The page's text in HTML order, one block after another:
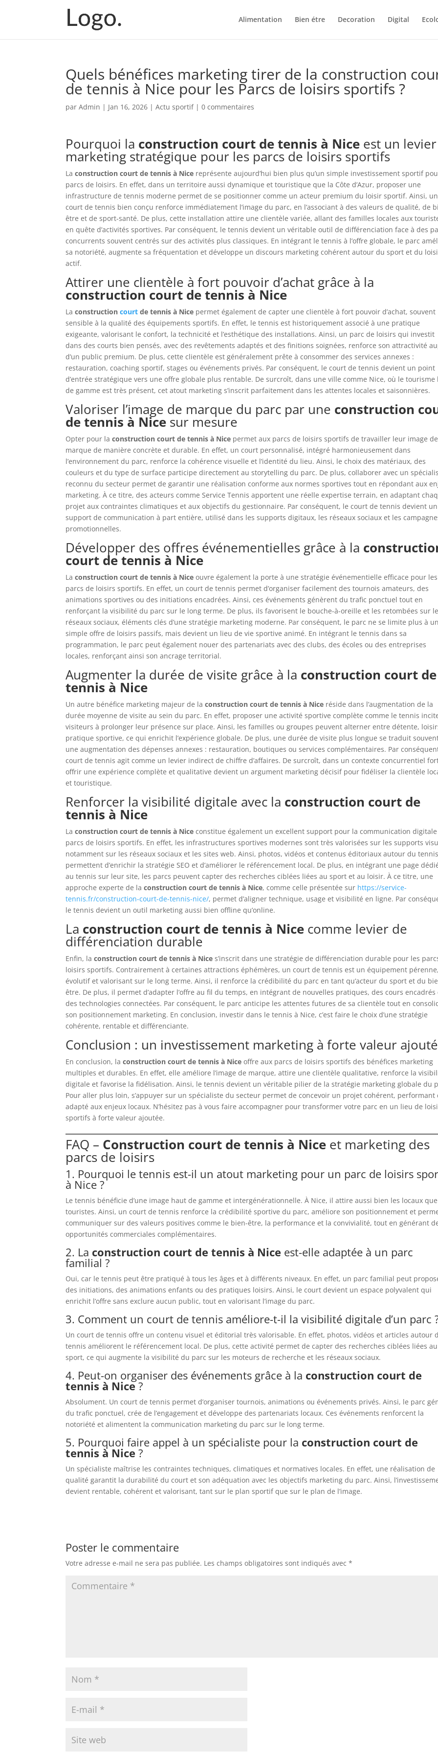
Alimentation Bien étre Decoration Digital
Quels bénéfices marketing tirer de la construction
de tennis à Nice pour les Parcs de loisirs sportifs ?
parAdmin | Jan 16, 2026 |Actu sportif|0 commentaires
Pourquoi la construction court de tennis à Nice est un levier
marketing stratégique pour les parcs de loisirs sportifs
Laconstruction court de tennis à Nice représente aujourd’hui bien plus qu’un simple investissement sportif
parcs de loisirs. En effet, dans un territoire aussi dynamique et touristique que la Côte d’Azur, proposer une
infrastructure de tennis moderne permet de se positionner comme un acteur premium du loisir sportif. Ainsi, un
court de tennis bien conçu renforce immédiatement l’image du parc, en l’associant à des valeurs de qualité, de
être et de sport-santé. De plus, cette installation attire une clientèle variée, allant des familles locales aux
en quête d’activités sportives. Par conséquent, le tennis devient un véritable outil de différenciation face à des
concurrents souvent centrés sur des activités plus classiques. En intégrant le tennis à l’offre globale, le parc
sa notoriété, augmente sa fréquentation et développe un discours marketing cohérent autour du sport et du
actif.
Attirer une clientèle à fort pouvoir d’achat grâce à la
construction court de tennis à Nice
Laconstructioncourt de tennis à Nice permet également de capter une clientèle à fort pouvoir d’achat, souvent
sensible à la qualité des équipements sportifs. En effet, le tennis est historiquement associé à une pratique
exigeante, valorisant le confort, la technicité et l’esthétique des installations. Ainsi, un parc de loisirs qui investit
dans des courts bien pensés, avec des revêtements adaptés et des finitions soignées, renforce son attractivité
d’un public premium. De plus, cette clientèle est généralement prête à consommer des services annexes :
restauration, coaching sportif, stages ou événements privés. Par conséquent, le court de tennis devient un point
d’entrée stratégique vers une offre globale plus rentable. De surcroît, dans une ville comme Nice, où le tourisme
de gamme est très présent, cet atout marketing s’inscrit parfaitement dans les attentes locales et saisonnières.
Valoriser l’image de marque du parc par une construction
de tennis à Nice sur mesure
Opter pour laconstruction court de tennis à Nice permet aux parcs de loisirs sportifs de travailler leur image de
marque de manière concrète et durable. En effet, un court personnalisé, intégré harmonieusement dans
l’environnement du parc, renforce la cohérence visuelle et l’identité du lieu. Ainsi, le choix des matériaux, des
couleurs et du type de surface participe directement au storytelling du parc. De plus, collaborer avec un
reconnu du secteur permet de garantir une réalisation conforme aux normes sportives tout en répondant aux
marketing. À ce titre, des acteurs comme Service Tennis apportent une réelle expertise terrain, en adaptant
projet aux contraintes climatiques et aux objectifs du gestionnaire. Par conséquent, le court de tennis devient un
support de communication à part entière, utilisé dans les supports digitaux, les réseaux sociaux et les
promotionnelles.
Développer des offres événementielles grâce à la
court de tennis à Nice
Laconstruction court de tennis à Nice ouvre également la porte à une stratégie événementielle efficace pour les
parcs de loisirs sportifs. En effet, un court de tennis permet d’organiser facilement des tournois amateurs, des
animations sportives ou des initiations encadrées. Ainsi, ces événements génèrent du trafic ponctuel tout en
renforçant la visibilité du parc sur le long terme. De plus, ils favorisent le bouche-à-oreille et les retombées sur
réseaux sociaux, éléments clés d’une stratégie marketing moderne. Par conséquent, le parc ne se limite plus à
simple offre de loisirs passifs, mais devient un lieu de vie sportive animé. En intégrant le tennis dans sa
programmation, le parc peut également nouer des partenariats avec des clubs, des écoles ou des entreprises
locales, renforçant ainsi son ancrage territorial.
Augmenter la durée de visite grâce à la construction court de
tennis à Nice
Un autre bénéfice marketing majeur de laconstruction court de tennis à Nice réside dans l’augmentation de la
durée moyenne de visite au sein du parc. En effet, proposer une activité sportive complète comme le tennis
visiteurs à prolonger leur présence sur place. Ainsi, les familles ou groupes peuvent alterner entre détente,
pratique sportive, ce qui enrichit l’expérience globale. De plus, une durée de visite plus longue se traduit
une augmentation des dépenses annexes : restauration, boutiques ou services complémentaires. Par
court de tennis agit comme un levier indirect de chiffre d’affaires. De surcroît, dans un contexte concurrentiel
offrir une expérience complète et qualitative devient un argument marketing décisif pour fidéliser la clientèle
et touristique.
Renforcer la visibilité digitale avec la construction court de
tennis à Nice
Laconstruction court de tennis à Nice constitue également un excellent support pour la communication digitale
parcs de loisirs sportifs. En effet, les infrastructures sportives modernes sont très valorisées sur les supports
notamment sur les réseaux sociaux et les sites web. Ainsi, photos, vidéos et contenus éditoriaux autour du tennis
permettent d’enrichir la stratégie SEO et d’améliorer le référencement local. De plus, en intégrant une page
au tennis sur leur site, les parcs peuvent capter des recherches ciblées liées au sport et au loisir. À ce titre, une
approche experte de laconstruction court de tennis à Nice, comme celle présentée sur https://service-
tennis.fr/construction-court-de-tennis-nice/, permet d’aligner technique, usage et visibilité en ligne. Par
le tennis devient un outil marketing aussi bien offline qu’online.
La construction court de tennis à Nice comme levier de
différenciation durable
Enfin, laconstruction court de tennis à Nice s’inscrit dans une stratégie de différenciation durable pour les
loisirs sportifs. Contrairement à certaines attractions éphémères, un court de tennis est un équipement pérenne,
évolutif et valorisant sur le long terme. Ainsi, il renforce la crédibilité du parc en tant qu’acteur du sport et du
être. De plus, il permet d’adapter l’offre au fil du temps, en intégrant de nouvelles pratiques, des cours encadrés
des technologies connectées. Par conséquent, le parc anticipe les attentes futures de sa clientèle tout en
son positionnement marketing. En conclusion, investir dans le tennis à Nice, c’est faire le choix d’une stratégie
cohérente, rentable et différenciante.
Conclusion : un investissement marketing à forte valeur
En conclusion, laconstruction court de tennis à Nice offre aux parcs de loisirs sportifs des bénéfices marketing
multiples et durables. En effet, elle améliore l’image de marque, attire une clientèle qualitative, renforce la
digitale et favorise la fidélisation. Ainsi, le tennis devient un véritable pilier de la stratégie marketing globale du
Pour aller plus loin, s’appuyer sur un spécialiste du secteur permet de concevoir un projet cohérent, performant
adapté aux enjeux locaux. N’hésitez pas à vous faire accompagner pour transformer votre parc en un lieu de
sportifs à forte valeur ajoutée.
FAQ – Construction court de tennis à Nice et marketing des
parcs de loisirs
1. Pourquoi le tennis est-il un atout marketing pour un parc de loisirs
à Nice ?
Le tennis bénéficie d’une image haut de gamme et intergénérationnelle. À Nice, il attire aussi bien les locaux
touristes. Ainsi, un court de tennis renforce la crédibilité sportive du parc, améliore son positionnement et
communiquer sur des valeurs positives comme le bien-être, la performance et la convivialité, tout en générant
opportunités commerciales complémentaires.
2. La construction court de tennis à Nice est-elle adaptée à un parc
familial ?
Oui, car le tennis peut être pratiqué à tous les âges et à différents niveaux. En effet, un parc familial peut
des initiations, des animations enfants ou des pratiques loisirs. Ainsi, le court devient un espace polyvalent qui
enrichit l’offre sans exclure aucun public, tout en valorisant l’image du parc.
3. Comment un court de tennis améliore-t-il la visibilité digitale d’un parc
Un court de tennis offre un contenu visuel et éditorial très valorisable. En effet, photos, vidéos et articles autour
tennis améliorent le référencement local. De plus, cette activité permet de capter des recherches ciblées liées au
sport, ce qui augmente la visibilité du parc sur les moteurs de recherche et les réseaux sociaux.
4. Peut-on organiser des événements grâce à la construction court de
tennis à Nice?
Absolument. Un court de tennis permet d’organiser tournois, animations ou événements privés. Ainsi, le parc
du trafic ponctuel, crée de l’engagement et développe des partenariats locaux. Ces événements renforcent la
notoriété et alimentent la communication marketing du parc sur le long terme.
5. Pourquoi faire appel à un spécialiste pour la construction court de
tennis à Nice ?
Un spécialiste maîtrise les contraintes techniques, climatiques et normatives locales. En effet, une réalisation de
qualité garantit la durabilité du court et son adéquation avec les objectifs marketing du parc. Ainsi,
devient rentable, cohérent et valorisant, tant sur le plan sportif que sur le plan de l’image.
Poster le commentaire
Votre adresse e-mail ne sera pas publiée. Les champs obligatoires sont indiqués avec*